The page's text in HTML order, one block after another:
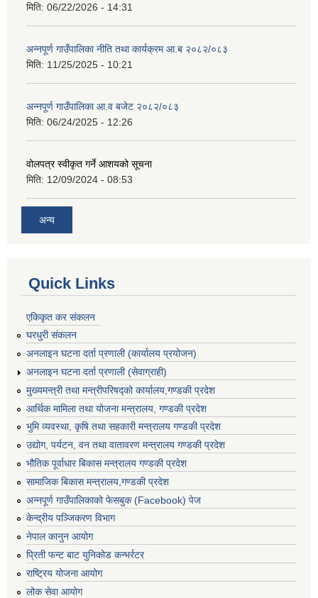
मिति: 06/22/2026 - 14:31
अन्नपूर्ण गाउँपालिका नीति तथा कार्यक्रम आ.ब २०८२/०८३
मिति: 11/25/2025 - 10:21
अन्नपूर्ण गाउँपालिका आ.व बजेट २०८२/०८३
मिति: 06/24/2025 - 12:26
वोलपत्र स्वीकृत गर्ने आशयको सूचना
मिति: 12/09/2024 - 08:53
अन्य
Quick Links
एकिकृत कर संकलन
घरधुरी संकलन
अनलाइन घटना दर्ता प्रणाली (कार्यालय प्रयोजन)
अनलाइन घटना दर्ता प्रणाली (सेवाग्राही)
मुख्यमन्त्री तथा मन्त्रीपरिषद्को कार्यालय,गण्डकी प्रदेश
आर्थिक मामिला तथा योजना मन्त्रालय, गण्डकी प्रदेश
भुमि व्यवस्था, कृषि तथा सहकारी मन्त्रालय गण्डकी प्रदेश
उद्योग, पर्यटन, वन तथा वातावरण मन्त्रालय गण्डकी प्रदेश
भौतिक पूर्वाधार बिकास मन्त्रालय गण्डकी प्रदेश
सामाजिक बिकास मन्त्रालय,गण्डकी प्रदेश
अन्नपूर्ण गाउँपालिकाको फेसबुक (Facebook) पेज
केन्द्रीय पञ्जिकरण विभाग
नेपाल कानुन आयोग
प्रिती फन्ट बाट युनिकोड कन्भर्रटर
राष्ट्रिय योजना आयोग
लोक सेवा आयोग